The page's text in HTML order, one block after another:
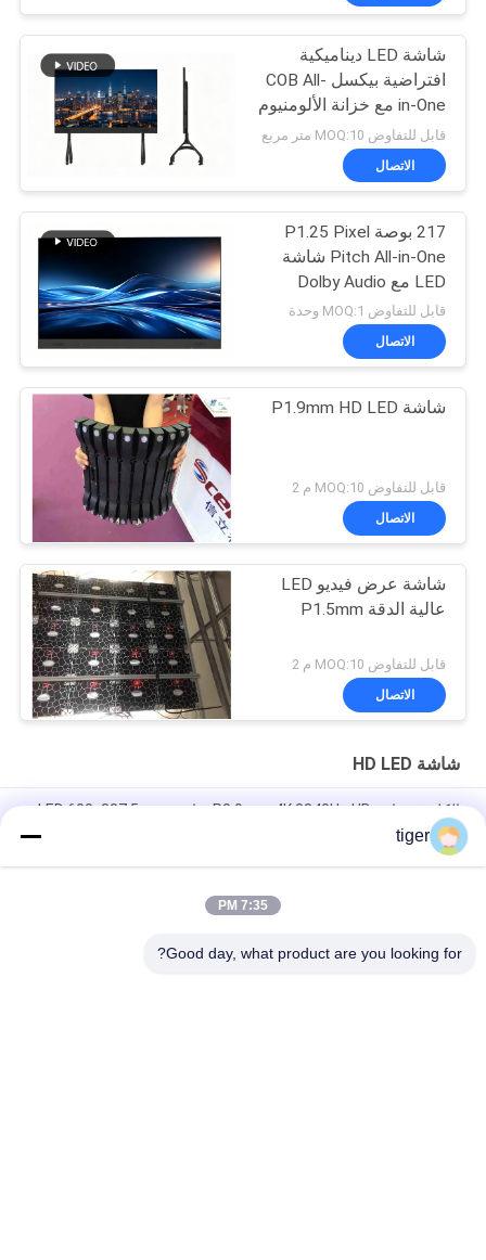
شاشة LED ديناميكية
افتراضية بيكسل COB All-
in-One مع خزانة الألومنيوم
المصبوبة بالموت ومعدل
تحديث 3840 هرتز للتعليم
قابل للتفاوض MOQ:10 متر مربع
الاتصال
217 بوصة P1.25 Pixel
Pitch All-in-One شاشة
LED مع Dolby Audio
للمؤتمرات الذكية
قابل للتفاوض MOQ:1 وحدة
الاتصال
شاشة P1.9mm HD LED
قابل للتفاوض MOQ:10 م 2
الاتصال
شاشة عرض فيديو LED
عالية الدقة P1.5mm
قابل للتفاوض MOQ:10 م 2
الاتصال
شاشة HD LED
الكل في واحد P0.9mm 4K 3840Hz HD شاشة LED 600x337.5mm
خزانة
شاشة LED داخلية P0.9mm ذات درجة البكسل الدقيقة ، لوحة LED
tiger
7:35 PM
Good day, what product are you looking for?